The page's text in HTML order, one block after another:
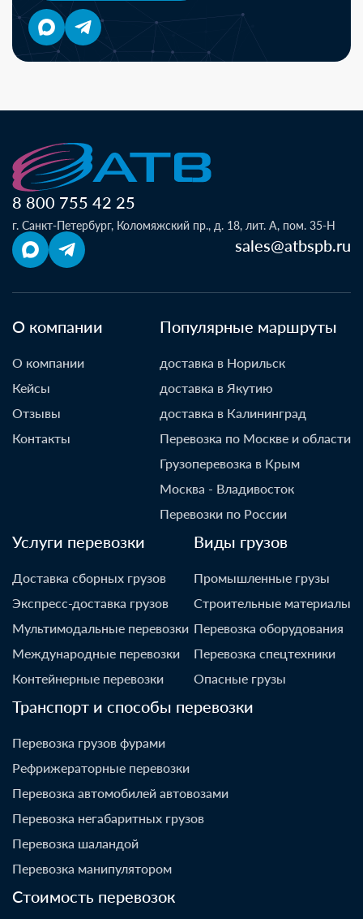
8 800 755 42 25
г. Санкт-Петербург, Коломяжский пр., д. 18, лит. А, пом. 35-Н
sales@atbspb.ru
О компании
О компании
Кейсы
Отзывы
Контакты
Популярные маршруты
доставка в Норильск
доставка в Якутию
доставка в Калининград
Перевозка по Москве и области
Грузоперевозка в Крым
Москва - Владивосток
Перевозки по России
Услуги перевозки
Доставка сборных грузов
Экспресс-доставка грузов
Мультимодальные перевозки
Международные перевозки
Контейнерные перевозки
Виды грузов
Промышленные грузы
Строительные материалы
Перевозка оборудования
Перевозка спецтехники
Опасные грузы
Транспорт и способы перевозки
Перевозка грузов фурами
Рефрижераторные перевозки
Перевозка автомобилей автовозами
Перевозка негабаритных грузов
Перевозка шаландой
Перевозка манипулятором
Стоимость перевозок